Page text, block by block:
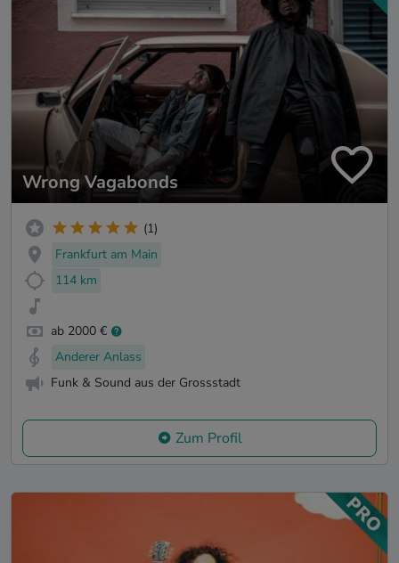
Wrong Vagabonds
(1)
Frankfurt am Main
114 km
ab 2000 €
Anderer Anlass
Funk & Sound aus der Grossstadt
Zum Profil